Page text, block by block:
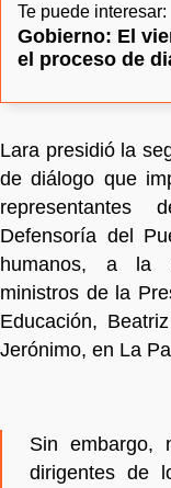
Te puede interesar:
Gobierno: El
el proceso de
Lara presidió la
de diálogo que
Defensoría del
humanos, a la
ministros de la
Educación,
Jerónimo, en La
Sin embargo,
dirigentes de